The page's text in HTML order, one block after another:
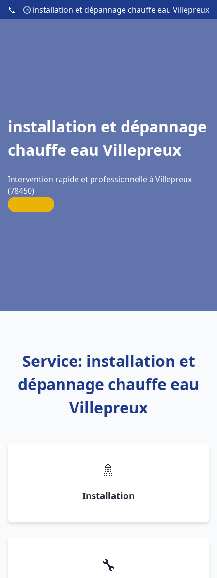
📞 🕒 installation et dépannage chauffe eau Villepreux
installation et dépannage
chauffe eau Villepreux
Intervention rapide et professionnelle à Villepreux
(78450)
Service: installation et
dépannage chauffe eau
Villepreux
🚿
Installation
🔧